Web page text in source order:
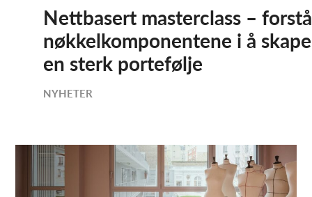
Nettbasert masterclass – forstå
nøkkelkomponentene i å skape
en sterk portefølje
NYHETER